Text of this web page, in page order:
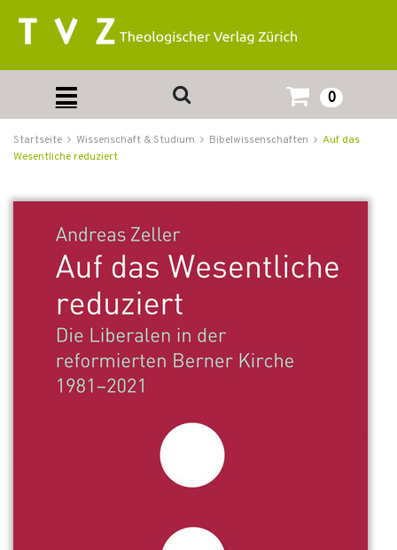
0
Startseite Wissenschaft & Studium Bibelwissenschaften
Auf das
Wesentliche reduziert